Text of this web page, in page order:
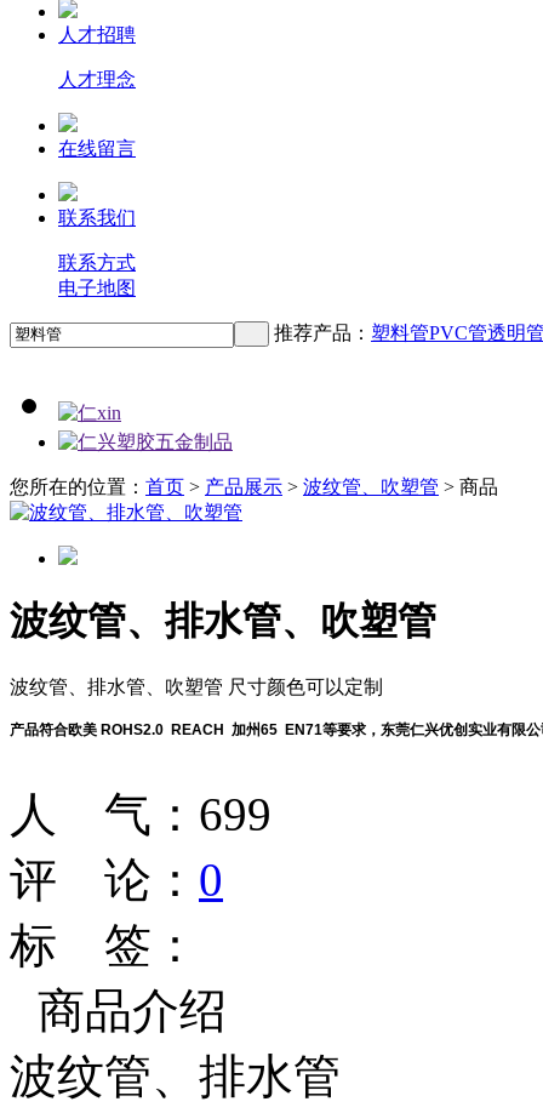
人才招聘
人才理念
在线留言
联系我们
联系方式
电子地图
推荐产品： 塑料管PVC管透明
您所在的位置： 首页 > 产品展示 > 波纹管、吹塑管 > 商品
波纹管、排水管、吹塑管
波纹管、排水管、吹塑管 尺寸颜色可以定制
产品符合欧美 ROHS2.0 REACH 加州65 EN71等要求，东莞仁兴优创实业有限
人 气： 699
评 论： 0
标 签：
商品介绍
波纹管、排水管